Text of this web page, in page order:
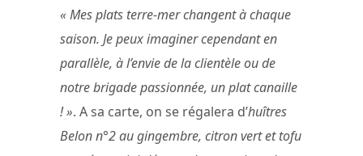
« Mes plats terre-mer changent à chaque
saison. Je peux imaginer cependant en
parallèle, à l’envie de la clientèle ou de
notre brigade passionnée, un plat canaille
! ». A sa carte, on se régalera d’huîtres
Belon n°2 au gingembre, citron vert et tofu